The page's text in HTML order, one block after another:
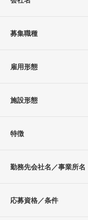
募集職種
雇用形態
施設形態
特徴
勤務先会社名／事業所名
応募資格／条件